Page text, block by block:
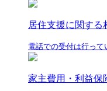
居住支援に関する
電話での受付は行って
家主費用・利益保